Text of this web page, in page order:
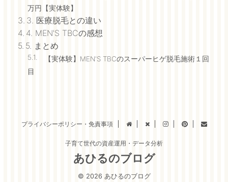
万円【実体験】
3. 医療脱毛との違い
4. MEN'S TBCの感想
5. まとめ
【実体験】MEN'S TBCのスーパーヒゲ脱毛施術１回
目
プライバシーポリシー・免責事項
子育て世代の資産運用・データ分析
あひるのブログ
© 2026 あひるのブログ